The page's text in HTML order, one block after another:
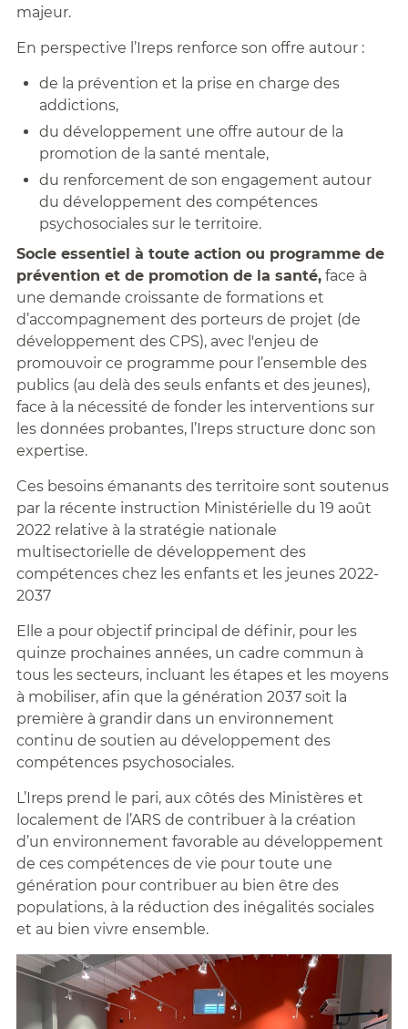
majeur.
En perspective l’Ireps renforce son offre autour :
de la prévention et la prise en charge des
addictions,
du développement une offre autour de la
promotion de la santé mentale,
du renforcement de son engagement autour
du développement des compétences
psychosociales sur le territoire.
Socle essentiel à toute action ou programme de
prévention et de promotion de la santé,face à
une demande croissante de formations et
d’accompagnement des porteurs de projet (de
développement des CPS), avec l'enjeu de
promouvoir ce programme pour l’ensemble des
publics (au delà des seuls enfants et des jeunes),
face à la nécessité de fonder les interventions sur
les données probantes, l’Ireps structure donc son
expertise.
Ces besoins émanants des territoire sont soutenus
par la récente instruction Ministérielle du 19 août
2022 relative à la stratégie nationale
multisectorielle de développement des
compétences chez les enfants et les jeunes 2022-
2037
Elle a pour objectif principal de définir, pour les
quinze prochaines années, un cadre commun à
tous les secteurs, incluant les étapes et les moyens
à mobiliser, afin que la génération 2037 soit la
première à grandir dans un environnement
continu de soutien au développement des
compétences psychosociales.
L’Ireps prend le pari, aux côtés des Ministères et
localement de l’ARS de contribuer à la création
d’un environnement favorable au développement
de ces compétences de vie pour toute une
génération pour contribuer au bien être des
populations, à la réduction des inégalités sociales
et au bien vivre ensemble.